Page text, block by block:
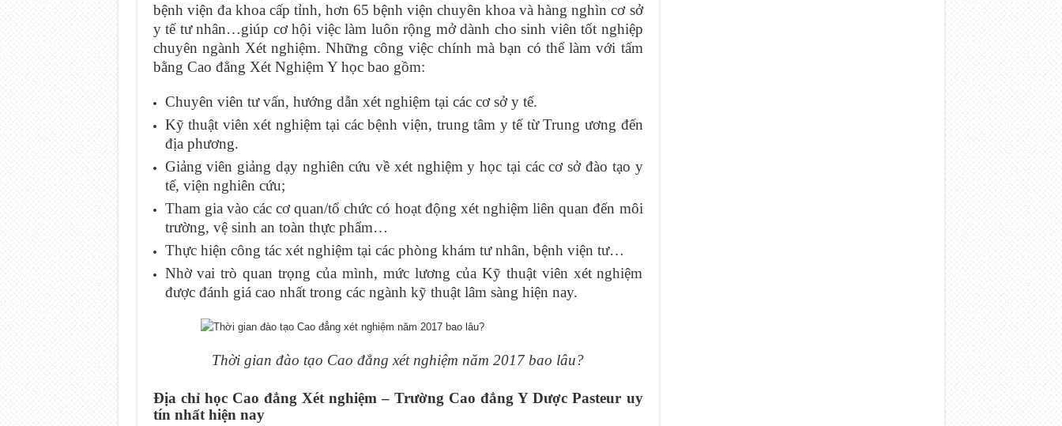
bệnh viện đa khoa cấp tỉnh, hơn 65 bệnh viện chuyên khoa và hàng nghìn cơ sở
y tế tư nhân…giúp cơ hội việc làm luôn rộng mở dành cho sinh viên tốt nghiệp
chuyên ngành Xét nghiệm. Những công việc chính mà bạn có thể làm với tấm
bằng Cao đẳng Xét Nghiệm Y học bao gồm:
Chuyên viên tư vấn, hướng dẫn xét nghiệm tại các cơ sở y tế.
Kỹ thuật viên xét nghiệm tại các bệnh viện, trung tâm y tế từ Trung ương đến
địa phương.
Giảng viên giảng dạy nghiên cứu về xét nghiệm y học tại các cơ sở đào tạo y
tế, viện nghiên cứu;
Tham gia vào các cơ quan/tổ chức có hoạt động xét nghiệm liên quan đến môi
trường, vệ sinh an toàn thực phẩm…
Thực hiện công tác xét nghiệm tại các phòng khám tư nhân, bệnh viện tư…
Nhờ vai trò quan trọng của mình, mức lương của Kỹ thuật viên xét nghiệm
được đánh giá cao nhất trong các ngành kỹ thuật lâm sàng hiện nay.
Thời gian đào tạo Cao đẳng xét nghiệm năm 2017 bao lâu?
Địa chỉ học Cao đẳng Xét nghiệm – Trường Cao đẳng Y Dược Pasteur uy
tín nhất hiện nay